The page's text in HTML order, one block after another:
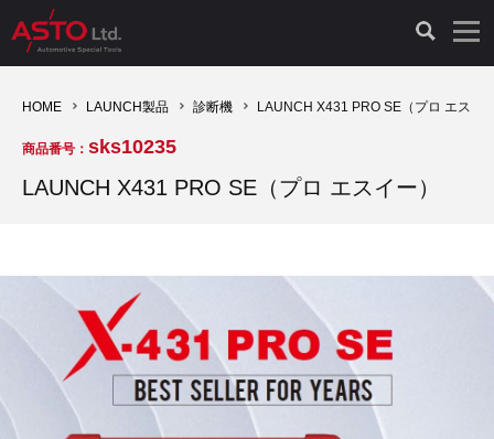
診断機（16）
EV 専用 整備機器（11）
ADAS（7）
オプション品（17）
診断テスター（10）
内視カメラ（6）
スモークテスター（4）
安定化電源ユニット（8）
HCB TOOLS（45）
Hubitools（17）
LASER（39）
ドイツ車（211）
オシロスコープ（2）
シミュレータ（19）
その他（8）
ドイツ車（427）
イギリス車（26）
アメリカ車（60）
スウェーデン車（45）
現品修理（77）
クローン作製（20）
コントロールユニット初期化（3）
イモビライザーOFF（1）
オシロスコープ（10）
その他（2）
HOME LAUNCH製品 診断機 LAUNCH X431 PRO SE（プロ エスイ
商品番号： sks10235
LAUNCH X431 PRO SE（プロ エスイー）